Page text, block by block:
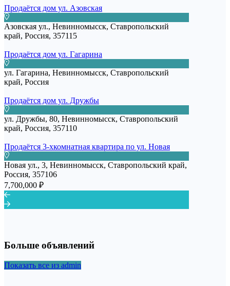
Продаётся дом ул. Азовская
Азовская ул., Невинномысск, Ставропольский
край, Россия, 357115
Продаётся дом ул. Гагарина
ул. Гагарина, Невинномысск, Ставропольский
край, Россия
Продаётся дом ул. Дружбы
ул. Дружбы, 80, Невинномысск, Ставропольский
край, Россия, 357110
Продаётся 3-хкомнатная квартира по ул. Новая
Новая ул., 3, Невинномысск, Ставропольский край,
Россия, 357106
7,700,000 ₽
Больше объявлений
Показать все из admin